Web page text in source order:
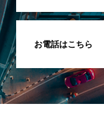
お電話はこちら